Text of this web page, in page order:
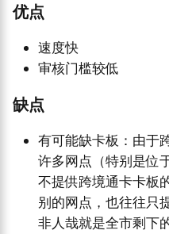
优点
速度快
审核门槛较低
缺点
有可能缺卡板：由于
许多网点（特别是位
不提供跨境通卡卡板
别的网点，也往往只
非人哉就是全市剩下